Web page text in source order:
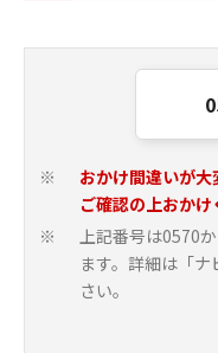
※
おかけ間違いが
ご確認の上おかけ
※
上記番号は0570
ます。詳細は「
さい。